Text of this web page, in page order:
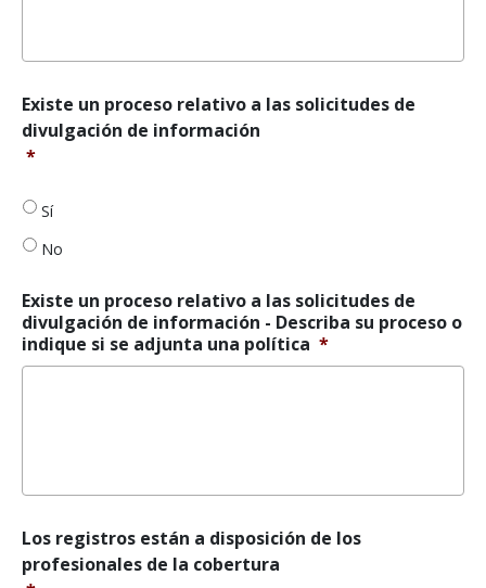
Existe
un
proceso
las
solicitudes
de
de
información *
Existe un proceso relativo a las solicitudes de
divulgación de información
*
Sí
No
Existe un proceso relativo a las solicitudes de
divulgación de información - Describa su proceso o
indique si se adjunta una política *
Los
registros
están
Los registros están a disposición de los
profesionales de la cobertura